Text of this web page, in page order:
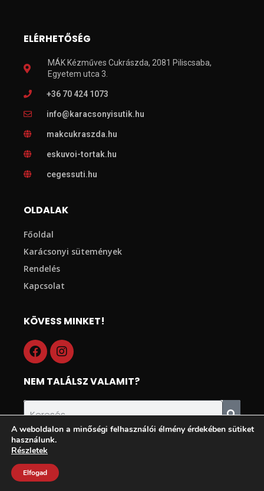
ELÉRHETŐSÉG
MÁK Kézműves Cukrászda, 2081 Piliscsaba,
Egyetem utca 3.
+36 70 424 1073
info@karacsonyisutik.hu
makcukraszda.hu
eskuvoi-tortak.hu
cegessuti.hu
OLDALAK
Főoldal
Karácsonyi sütemények
Rendelés
Kapcsolat
KÖVESS MINKET!
NEM TALÁLSZ VALAMIT?
© Minden jog fenntartva! |
Süti szabályzat
A weboldalon a minőségi felhasználói élmény érdekében sütiket
használunk.
Részletek
Elfogad